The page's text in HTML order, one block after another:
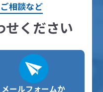
相談など
せください
メールフォームか